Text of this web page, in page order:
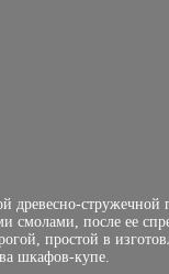
древесно-
смолами, после ее
простой в
шкафов-купе.